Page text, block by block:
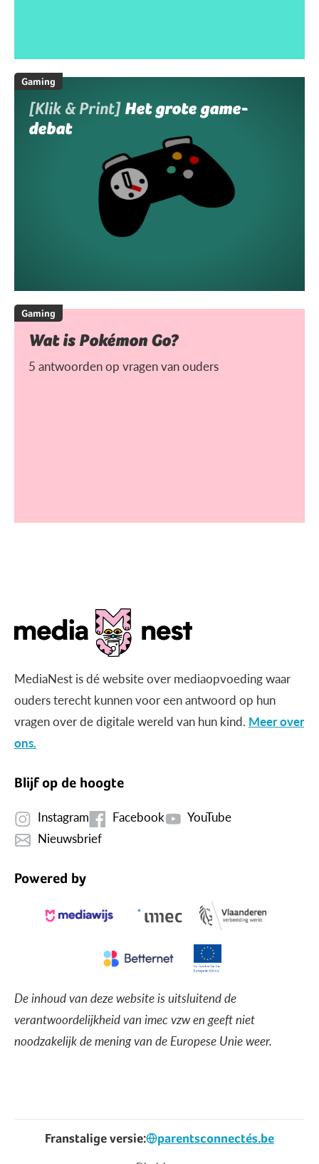
Gaming
[Klik & Print] Het grote game-
debat
Gaming
Wat is Pokémon Go?
5 antwoorden op vragen van ouders
MediaNest is dé website over mediaopvoeding waar
ouders terecht kunnen voor een antwoord op hun
vragen over de digitale wereld van hun kind. Meer over
ons.
Blijf op de hoogte
Instagram Facebook
YouTube
Nieuwsbrief
Powered by
De inhoud van deze website is uitsluitend de
verantwoordelijkheid van imec vzw en geeft niet
noodzakelijk de mening van de Europese Unie weer.
Franstalige versie: parentsconnectés.be